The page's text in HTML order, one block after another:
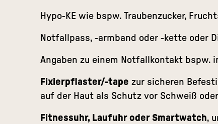
Hypo-KE wie bspw. Traubenzucker,
Notfallpass, -armband oder -kette oder
Angaben zu einem Notfallkontakt bspw.
Fixierpflaster/-tape zur sicheren
auf der Haut als Schutz vor Schweiß
Fitnessuhr, Laufuhr oder Smartwatch,